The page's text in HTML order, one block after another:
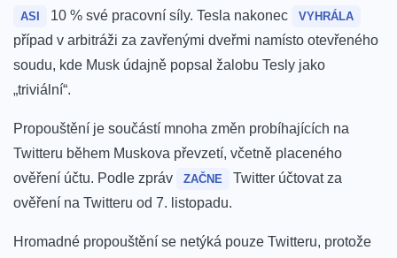
ASI 10 % své pracovní síly. Tesla nakonec VYHRÁLA
případ v arbitráži za zavřenými dveřmi namísto otevřeného
soudu, kde Musk údajně popsal žalobu Tesly jako
„triviální“.
Propouštění je součástí mnoha změn probíhajících na
Twitteru během Muskova převzetí, včetně placeného
ověření účtu. Podle zpráv
ZAČNE
Twitter účtovat za
ověření na Twitteru od 7. listopadu.
Hromadné propouštění se netýká pouze Twitteru, protože